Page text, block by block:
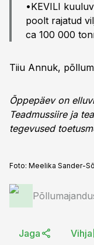
•KEVILI
poolt rajatud
ca 100 000
Tiiu Annuk,
Õppepäev on
Teadmussiire ja
tegevused
Foto: Meelika Sander-
Jaga Vihja